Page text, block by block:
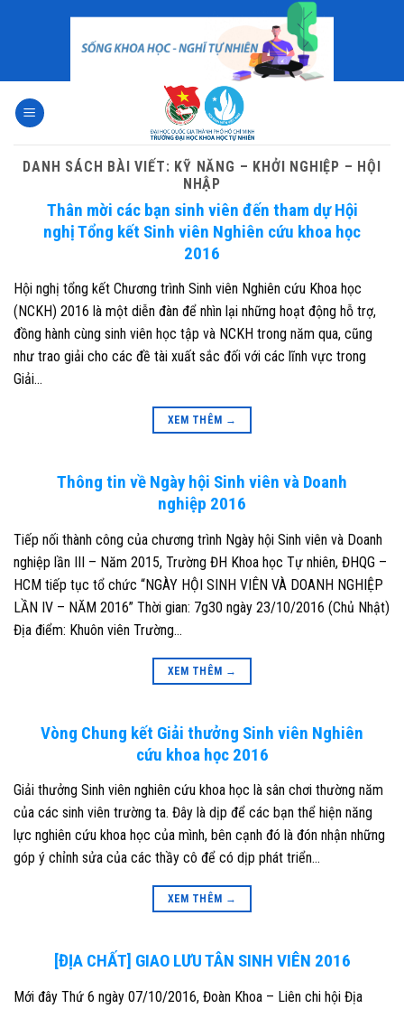
DANH SÁCH BÀI VIẾT: KỸ NĂNG – KHỞI NGHIỆP – HỘI
NHẬP
Thân mời các bạn sinh viên đến tham dự Hội
nghị Tổng kết Sinh viên Nghiên cứu khoa học
2016
Hội nghị tổng kết Chương trình Sinh viên Nghiên cứu Khoa học
(NCKH) 2016 là một diễn đàn để nhìn lại những hoạt động hỗ trợ,
đồng hành cùng sinh viên học tập và NCKH trong năm qua, cũng
như trao giải cho các đề tài xuất sắc đối với các lĩnh vực trong
Giải…
XEM THÊM →
Thông tin về Ngày hội Sinh viên và Doanh
nghiệp 2016
Tiếp nối thành công của chương trình Ngày hội Sinh viên và Doanh
nghiệp lần III – Năm 2015, Trường ĐH Khoa học Tự nhiên, ĐHQG –
HCM tiếp tục tổ chức “NGÀY HỘI SINH VIÊN VÀ DOANH NGHIỆP
LẦN IV – NĂM 2016” Thời gian: 7g30 ngày 23/10/2016 (Chủ Nhật)
Địa điểm: Khuôn viên Trường…
XEM THÊM →
Vòng Chung kết Giải thưởng Sinh viên Nghiên
cứu khoa học 2016
Giải thưởng Sinh viên nghiên cứu khoa học là sân chơi thường năm
của các sinh viên trường ta. Đây là dịp để các bạn thể hiện năng
lực nghiên cứu khoa học của mình, bên cạnh đó là đón nhận những
góp ý chỉnh sửa của các thầy cô để có dịp phát triển…
XEM THÊM →
[ĐỊA CHẤT] GIAO LƯU TÂN SINH VIÊN 2016
Mới đây Thứ 6 ngày 07/10/2016, Đoàn Khoa – Liên chi hội Địa